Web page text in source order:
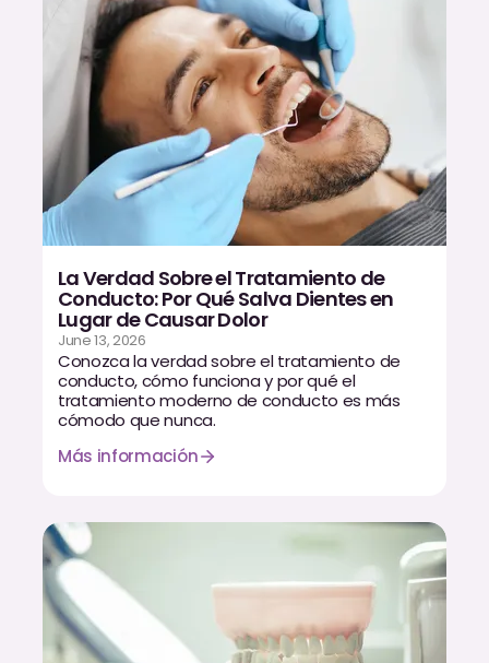
La Verdad Sobre el Tratamiento de
Conducto: Por Qué Salva Dientes en
Lugar de Causar Dolor
June 13, 2026
Conozca la verdad sobre el tratamiento de
conducto, cómo funciona y por qué el
tratamiento moderno de conducto es más
cómodo que nunca.
Más información